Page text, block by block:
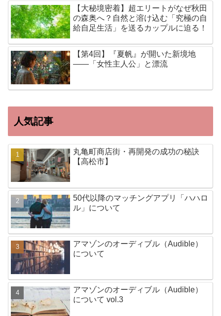
【大秘境密着】超エリートがなぜ秋田
の森奥へ？自然と溶け込む「究極の自
給自足生活」を送るカップルに迫る！
【第4回】『夏帆』が開いた新境地
——「女性主人公」と漂流
人気記事
丸亀町商店街・再開発の成功の秘訣
【高松市】
50代以降のマッチングアプリ「ハハロ
ル」について
アマゾンのオーディブル（Audible）
について
アマゾンのオーディブル（Audible）
について vol.3